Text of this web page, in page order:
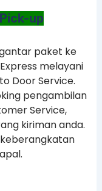
up
paket ke
melayani
Door Service.
pengambilan
Service,
kiriman anda.